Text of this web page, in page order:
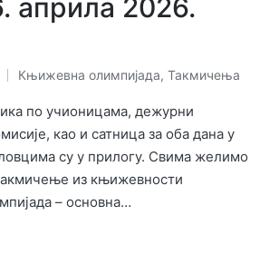
априла 2026.
Објављено
у
Књижевна олимпијада, Такмичења
по учионицама, дежурни
као и сатница за оба дана у
су у прилогу. Свима желимо
из књижевности
– основна…